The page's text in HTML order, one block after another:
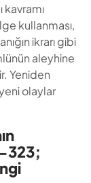
kavramı
kullanması,
ikrarı gibi
aleyhine
Yeniden
olaylar
323;